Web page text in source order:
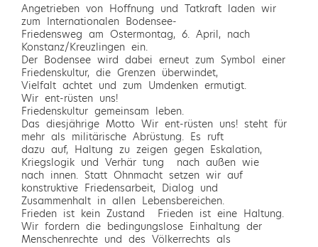
Angetrieben von Hoffnung und Tatkraft laden wir
zum Internationalen Bodensee-
Friedensweg am Ostermontag, 6. April, nach
Konstanz/Kreuzlingen ein.
Der Bodensee wird dabei erneut zum Symbol einer
Friedenskultur, die Grenzen überwindet,
Vielfalt achtet und zum Umdenken ermutigt.
Wir ent-rüsten uns!
Friedenskultur gemeinsam leben.
Das diesjährige Motto Wir ent-rüsten uns! steht für
mehr als militärische Abrüstung. Es ruft
dazu auf, Haltung zu zeigen gegen Eskalation,
Kriegslogik und Verhär tung  nach außen wie
nach innen. Statt Ohnmacht setzen wir auf
konstruktive Friedensarbeit, Dialog und
Zusammenhalt in allen Lebensbereichen.
Frieden ist kein Zustand  Frieden ist eine Haltung.
Wir fordern die bedingungslose Einhaltung der
Menschenrechte und des Völkerrechts als